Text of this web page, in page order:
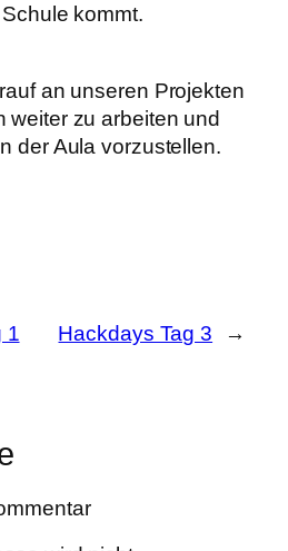
kommt.
an unseren Projekten
weiter zu arbeiten und
der Aula vorzustellen.
1 Hackdays Tag 3 →